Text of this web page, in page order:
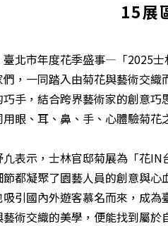
15展
北市年度花季盛事—「2025
，一同踏入由菊花與藝術交
手，結合跨界藝術家的創意
用眼、耳、鼻、手、心體驗菊
表示，士林官邸菊展為「花
都凝聚了園藝人員的創意與
引國內外遊客慕名而來，成
藝術交織的美學，便能找到屬